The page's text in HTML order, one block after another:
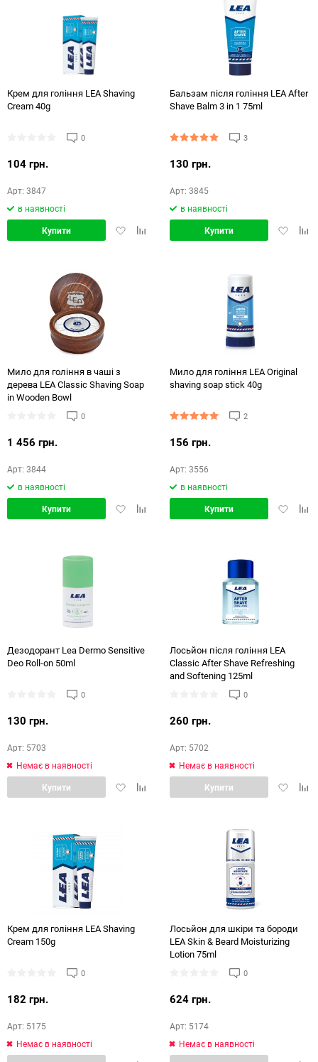
Крем для гоління LEA Shaving
Cream 40g
0
104 грн.
Арт: 3847
в наявності
ДодатиДодати
Купити
Бальзам після гоління LEA After
Shave Balm 3 in 1 75ml
3
130 грн.
Арт: 3845
в наявності
Додати
Купити
Мило для гоління в чаші з
дерева LEA Classic Shaving Soap
in Wooden Bowl
0
1 456 грн.
Арт: 3844
в наявності
ДодатиДодати
Купити
Мило для гоління LEA Original
shaving soap stick 40g
2
156 грн.
Арт: 3556
в наявності
Додати
Купити
Дезодорант Lea Dermo Sensitive
Deo Roll-on 50ml
0
130 грн.
Арт: 5703
Немає в наявності
ДодатиДодати
Купити
Лосьйон після гоління LEA
Classic After Shave Refreshing
and Softening 125ml
0
260 грн.
Арт: 5702
Немає в наявності
Додати
Купити
Крем для гоління LEA Shaving
Cream 150g
0
182 грн.
Арт: 5175
Немає в наявності
Лосьйон для шкіри та бороди
LEA Skin & Beard Moisturizing
Lotion 75ml
0
624 грн.
Арт: 5174
Немає в наявності